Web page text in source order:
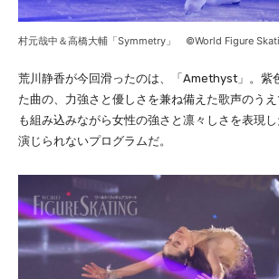
村元哉中＆高橋大輔「Symmetry」 ©World Figure
荒川静香が今回滑ったのは、「Amethyst」。紫
た曲の、力強さと優しさを兼ね備えた歌声のう
も組み込みながら女性の強さと凛々しさを表現
演じられないプログラムだ。